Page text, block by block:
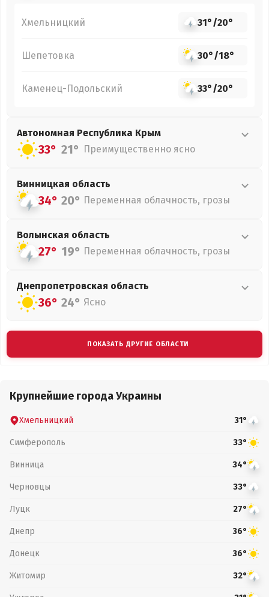
Хмельницкий 31°/20°
Шепетовка 30°/18°
Каменец-Подольский 33°/20°
Автономная Республика Крым
33° 21° Преимущественно ясно
Винницкая область
34° 20° Переменная облачность, грозы
Волынская область
27° 19° Переменная облачность, грозы
Днепропетровская область
36° 24° Ясно
ПОКАЗАТЬ ДРУГИЕ ОБЛАСТИ
Крупнейшие города Украины
Хмельницкий 31°
Симферополь 33°
Винница 34°
Черновцы 33°
Луцк 27°
Днепр 36°
Донецк 36°
Житомир 32°